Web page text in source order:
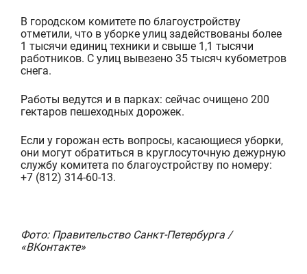
В городском комитете по благоустройству
отметили, что в уборке улиц задействованы более
1 тысячи единиц техники и свыше 1,1 тысячи
работников. С улиц вывезено 35 тысяч кубометров
снега.
Работы ведутся и в парках: сейчас очищено 200
гектаров пешеходных дорожек.
Если у горожан есть вопросы, касающиеся уборки,
они могут обратиться в круглосуточную дежурную
службу комитета по благоустройству по номеру:
+7 (812) 314-60-13.
Фото: Правительство Санкт-Петербурга /
«ВКонтакте»